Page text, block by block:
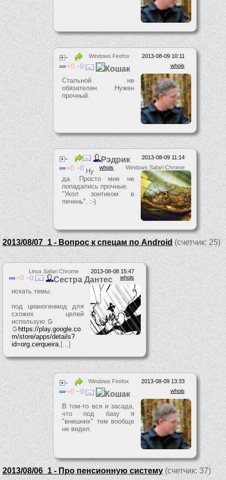
2013-08-09 10:11
Windows Firefox
whois
0 0 Кошак
Стальной не
обязателен. Нужен
прочный.
2013-08-09 11:14
Windows Safari Chrome
whois
0 0
Рэдрик
Ну
да. Просто мне не
попадались прочные.
"Укол зонтиком в
печень". :-)
2013/08/07_1 - Вопрос к спецам по Android(счетчик: 25)
2013-08-08 15:47
Linux Safari Chrome
whois
0 0 Сестра Дантес
искать темы.
под цианогенмод для
схожих целей
использую:
https://play.google.co
m/store/apps/details?
id=org.cerqueira.[...]
2013-08-09 13:33
Windows Firefox
whois
0 0 Кошак
В том-то вся и засада,
что под базу я
"внешних" тем вообще
не видел.
2013/08/06_1 - Про пенсионную систему(счетчик: 37)